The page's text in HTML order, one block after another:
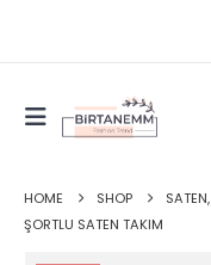
HOME SHOP SATEN,
ŞORTLU SATEN TAKIM